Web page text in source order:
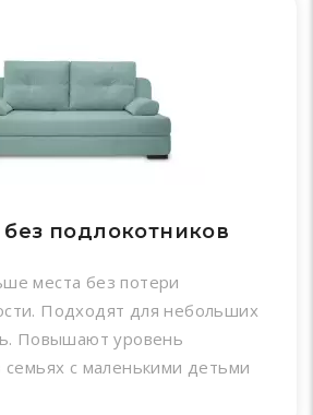
подлокотников
места без потери
Подходят для небольших
Повышают уровень
семьях с маленькими детьми